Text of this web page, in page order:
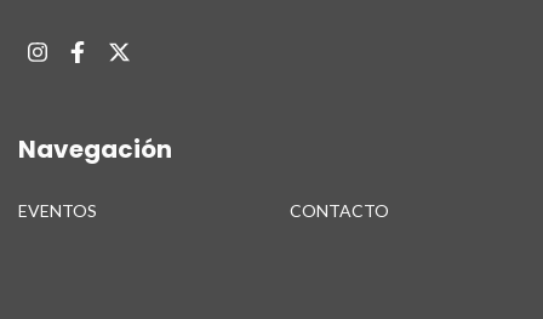
Navegación
EVENTOS CONTACTO